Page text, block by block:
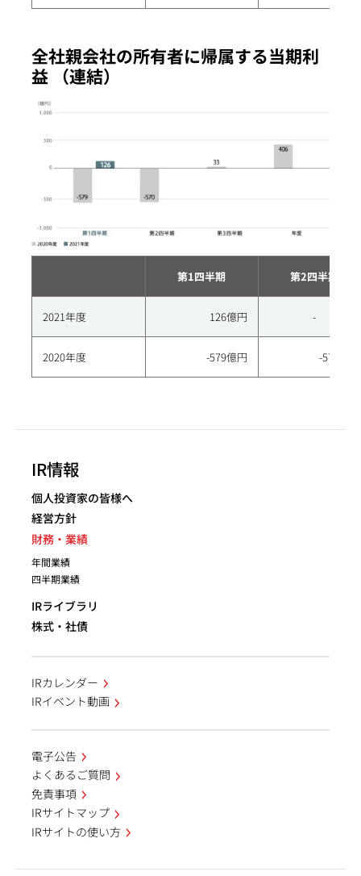
全社親会社の所有者に帰属する当期利
益 （連結）
第1四半期 第2四半期
2021年度 126億円 -
2020年度 -579億円 -570億円
IR情報
個人投資家の皆様へ
経営方針
財務・業績
年間業績
四半期業績
IRライブラリ
株式・社債
IRカレンダー
IRイベント動画
電子公告
よくあるご質問
免責事項
IRサイトマップ
IRサイトの使い方